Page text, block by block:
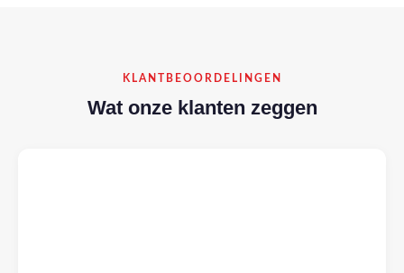
KLANTBEOORDELINGEN
Wat onze klanten zeggen